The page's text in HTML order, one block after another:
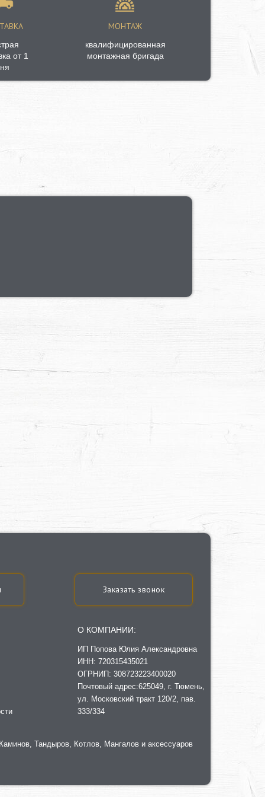
МОНТАЖ
от 1
квалифицированная
монтажная бригада
Заказать звонок
Тандыров, Котлов, Мангалов и аксессуаров
ИП Попова Юлия Александровна
ИНН: 720315435021
ОГРНИП: 308723223400020
Почтовый адрес:625049, г. Тюмень,
ул. Московский тракт 120/2, пав.
333/334
О КОМПАНИИ: